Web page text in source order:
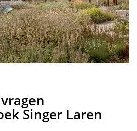
Singer Laren